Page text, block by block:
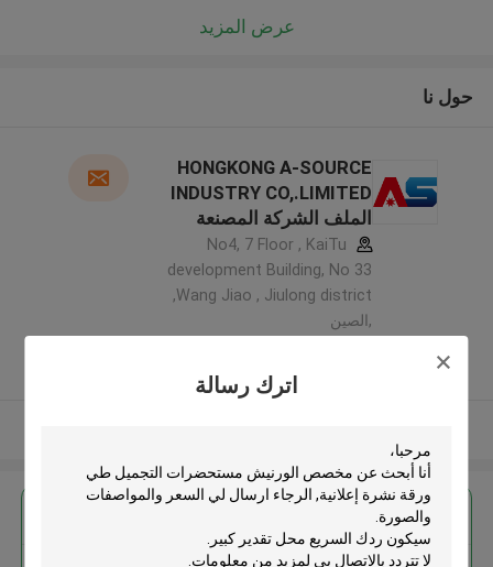
اترك رسالة
عرض المزيد
حول نا
HONGKONG A-SOURCE
INDUSTRY CO,.LIMITED
الملف الشركة المصنعة
No4, 7 Floor , KaiTu
development Building, No 33
,Wang Jiao , Jiulong district
,الصين
يدقّق ممون